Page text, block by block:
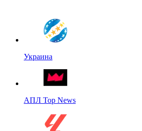
Украина
АПЛ Top News